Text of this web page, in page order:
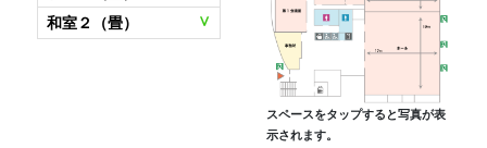
和室２（畳）
スペースをタップすると写真が表
示されます。